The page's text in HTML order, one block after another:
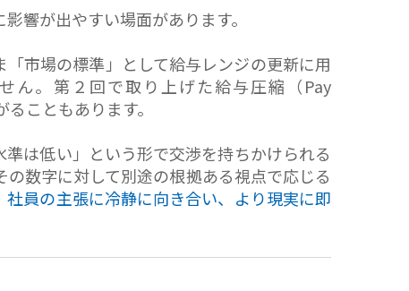
響が出やすい場面があります。
市場の標準」として給与レンジの更新に用
ん。第２回で取り上げた給与圧縮（Pay
こともあります。
は低い」という形で交渉を持ちかけられる
数字に対して別途の根拠ある視点で応じる
員の主張に冷静に向き合い、より現実に即